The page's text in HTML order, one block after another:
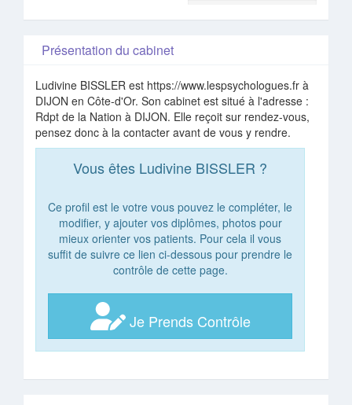
Présentation du cabinet
Ludivine BISSLER est https://www.lespsychologues.fr à
DIJON en Côte-d'Or. Son cabinet est situé à l'adresse :
Rdpt de la Nation à DIJON. Elle reçoit sur rendez-vous,
pensez donc à la contacter avant de vous y rendre.
Vous êtes Ludivine BISSLER ?
Ce profil est le votre vous pouvez le compléter, le
modifier, y ajouter vos diplômes, photos pour
mieux orienter vos patients. Pour cela il vous
suffit de suivre ce lien ci-dessous pour prendre le
contrôle de cette page.
Je Prends Contrôle